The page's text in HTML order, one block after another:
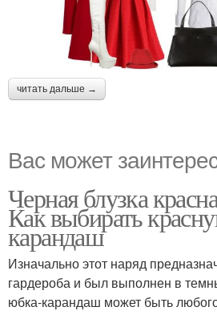
читать дальше →
Вас может
Черная блузка
Как выбирать
карандаш
Изначально этот наряд
гардероба и был выполнен в
юбка-карандаш может быть